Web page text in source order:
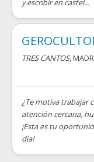
y escribir en castel...
TRES CANTOS,
¿Te motiva trabajar
atención cercana,
¡Esta es tu
día!